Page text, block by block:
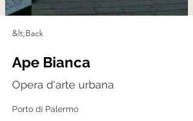
&lt;Back
Ape Bianca
Opera d'arte urbana
Porto di Palermo